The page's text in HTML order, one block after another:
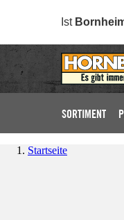
Ist
SORTIMENT
Startseite